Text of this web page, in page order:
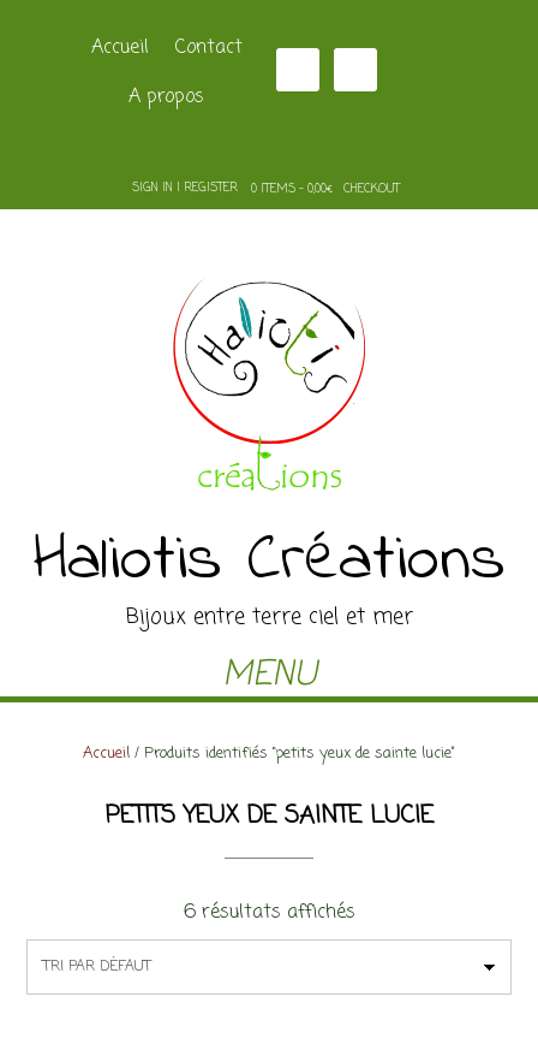
Accueil
Contact
A propos
SIGN IN | REGISTER 0 ITEMS - 0,00€ CHECKOUT
Haliotis Créations
Bijoux entre terre ciel et mer
MENU
Accueil / Produits identifiés “petits yeux de sainte lucie”
PETITS YEUX DE SAINTE LUCIE
6 résultats affichés